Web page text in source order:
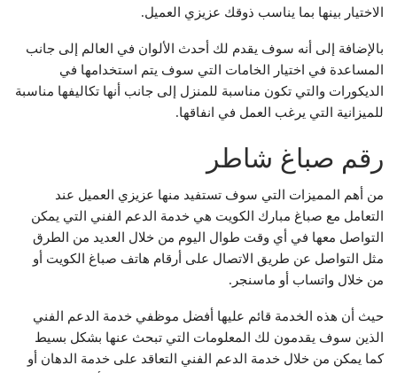
الاختيار بينها بما يناسب ذوقك عزيزي العميل.
بالإضافة إلى أنه سوف يقدم لك أحدث الألوان في العالم إلى جانب
المساعدة في اختيار الخامات التي سوف يتم استخدامها في
الديكورات والتي تكون مناسبة للمنزل إلى جانب أنها تكاليفها مناسبة
للميزانية التي يرغب العمل في انفاقها.
رقم صباغ شاطر
من أهم المميزات التي سوف تستفيد منها عزيزي العميل عند
التعامل مع صباغ مبارك الكويت هي خدمة الدعم الفني التي يمكن
التواصل معها في أي وقت طوال اليوم من خلال العديد من الطرق
مثل التواصل عن طريق الاتصال على أرقام هاتف صباغ الكويت أو
من خلال واتساب أو ماسنجر.
حيث أن هذه الخدمة قائم عليها أفضل موظفي خدمة الدعم الفني
الذين سوف يقدمون لك المعلومات التي تبحث عنها بشكل بسيط
كما يمكن من خلال خدمة الدعم الفني التعاقد على خدمة الدهان أو